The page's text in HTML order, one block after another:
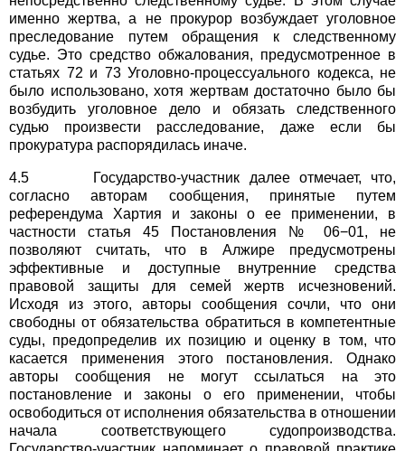
именно жертва, а не прокурор возбуждает уголовное
преследование путем обращения к следственному
судье. Это средство обжалования, предусмотренное в
статьях 72 и 73 Уголовно-процессуального кодекса, не
было использовано, хотя жертвам достаточно было бы
возбудить уголовное дело и обязать следственного
судью произвести расследование, даже если бы
прокуратура распорядилась иначе.
4.5 Государство-участник далее отмечает, что,
согласно авторам сообщения, принятые путем
референдума Хартия и законы о ее применении, в
частности статья 45 Постановления № 06−01, не
позволяют считать, что в Алжире предусмотрены
эффективные и доступные внутренние средства
правовой защиты для семей жертв исчезновений.
Исходя из этого, авторы сообщения сочли, что они
свободны от обязательства обратиться в компетентные
суды, предопределив их позицию и оценку в том, что
касается применения этого постановления. Однако
авторы сообщения не могут ссылаться на это
постановление и законы о его применении, чтобы
освободиться от исполнения обязательства в отношении
начала соответствующего судопроизводства.